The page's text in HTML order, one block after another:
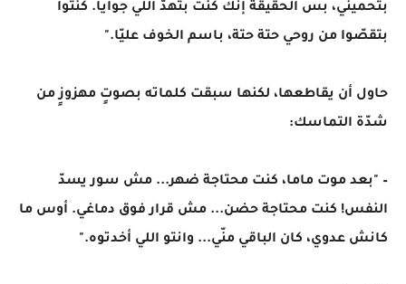
بتحميني، بس الحقيقة إنك كنت بتهدّ اللي جوايا. كنتوا
بتقصّوا من روحي حتة حتة، باسم الخوف عليّا."
حاول أن يقاطعها، لكنها سبقت كلماته بصوتٍ مهزوزٍ من
شدّة التماسك:
– "بعد موت ماما، كنت محتاجة ضهر... مش سور يسدّ
النفس! كنت محتاجة حضن... مش قرار فوق دماغي. أوس ما
كانش عدوي، كان الباقي منّي... وانتو اللي أخدتوه."